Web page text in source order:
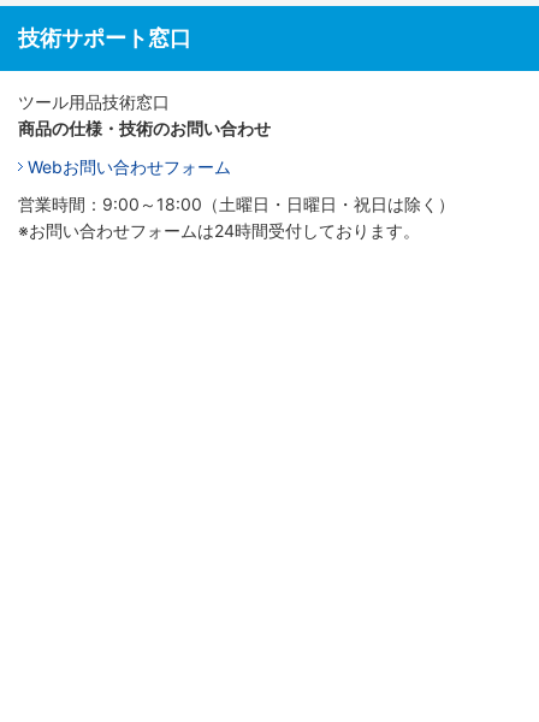
技術サポート窓口
ツール用品技術窓口
商品の仕様・技術のお問い合わせ
Webお問い合わせフォーム
営業時間：9:00～18:00（土曜日・日曜日・祝日は除く）
※お問い合わせフォームは24時間受付しております。